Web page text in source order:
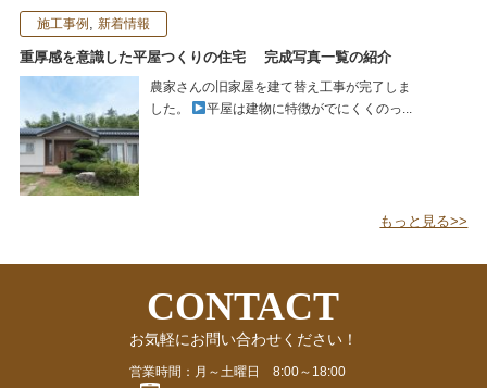
施工事例 , 新着情報
重厚感を意識した平屋つくりの住宅 完成写真一覧の紹介
農家さんの旧家屋を建て替え工事が完了しま
した。
平屋は建物に特徴がでにくくのっ...
もっと見る>>
CONTACT
お気軽にお問い合わせください！
営業時間：月～土曜日 8:00～18:00